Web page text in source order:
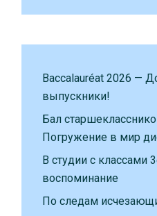
Baccalauréat 2026 —
выпускники!
Бал
Погружение в мир
В студии с классами
воспоминание
По следам